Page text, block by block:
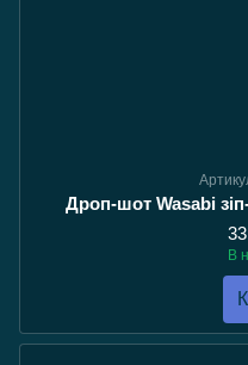
Дроп-шот Wasabi
В